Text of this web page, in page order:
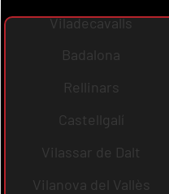
Viladecavalls
Badalona
Rellinars
Castellgalí
Vilassar de Dalt
Vilanova del Vallès